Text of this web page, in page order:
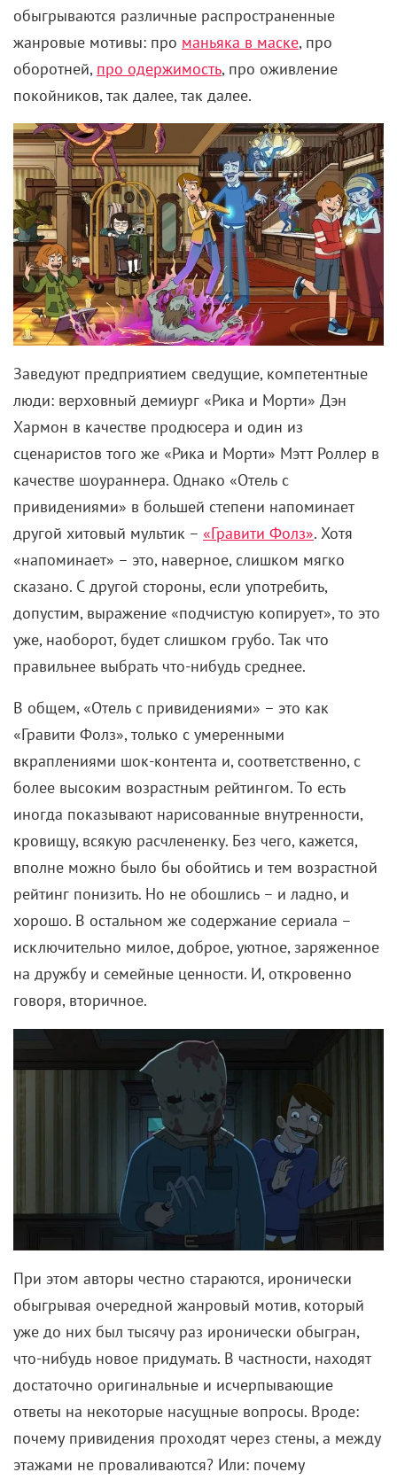
обыгрываются различные распространенные
жанровые мотивы: про маньяка в маске, про
оборотней, про одержимость, про оживление
покойников, так далее, так далее.
Заведуют предприятием сведущие, компетентные
люди: верховный демиург «Рика и Морти» Дэн
Хармон в качестве продюсера и один из
сценаристов того же «Рика и Морти» Мэтт Роллер в
качестве шоураннера. Однако «Отель с
привидениями» в большей степени напоминает
другой хитовый мультик – «Гравити Фолз». Хотя
«напоминает» – это, наверное, слишком мягко
сказано. С другой стороны, если употребить,
допустим, выражение «подчистую копирует», то это
уже, наоборот, будет слишком грубо. Так что
правильнее выбрать что-нибудь среднее.
В общем, «Отель с привидениями» – это как
«Гравити Фолз», только с умеренными
вкраплениями шок-контента и, соответственно, с
более высоким возрастным рейтингом. То есть
иногда показывают нарисованные внутренности,
кровищу, всякую расчлененку. Без чего, кажется,
вполне можно было бы обойтись и тем возрастной
рейтинг понизить. Но не обошлись – и ладно, и
хорошо. В остальном же содержание сериала –
исключительно милое, доброе, уютное, заряженное
на дружбу и семейные ценности. И, откровенно
говоря, вторичное.
При этом авторы честно стараются, иронически
обыгрывая очередной жанровый мотив, который
уже до них был тысячу раз иронически обыгран,
что-нибудь новое придумать. В частности, находят
достаточно оригинальные и исчерпывающие
ответы на некоторые насущные вопросы. Вроде:
почему привидения проходят через стены, а между
этажами не проваливаются? Или: почему